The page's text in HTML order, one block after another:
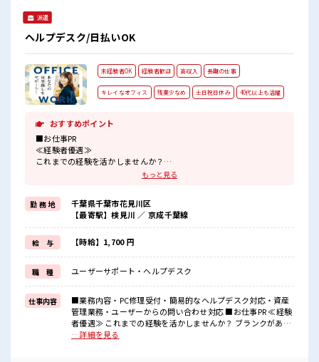
派遣
ヘルプデスク/日払いOK
未経験者OK 経験者歓迎 高収入 長期の仕事
キレイなオフィス 残業少なめ 土日祝日休み 40代以上も活躍
おすすめポイント
■お仕事PR
≪経験者優遇≫
これまでの経験を活かしませんか？
≪時間にメリハリを≫
残業はほとんどナシ！
場合によってはお願いすることもあります♪
≪週休2日制≫
週末は家族や友人と一緒にプライベート満喫！
≪自分に合った期間で働ける≫
福利厚生が整った派遣のお仕事です！
■職場の雰囲気
残業はほとんどありません！
土日祝休みなので、
ON/OFFの切替もしやすい！
高収入もバッチリ目指せますよ！
もっと見る
勤 務 地
千葉県千葉市花見川区
【最寄駅】検見川 ／ 京成千葉線
給 与 【時給】1,700 円
職 種 ユーザーサポート・ヘルプデスク
仕事内容
■業務内容・PC修理受付・簡易的なヘルプデスク対応・資産
管理業務・ユーザーからの問い合わせ対応 ■お仕事PR ≪経験
者優遇≫ これまでの経験を活かしませんか？ ブランクがあっ
ても大丈夫♪ 経験はちょっとだけ…という方もOK！ ≪時間
…詳細を見る